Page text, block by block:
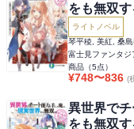
をも無双
ライトノベル
琴平稜, 美紅, 桑
富士見ファンタジ
商品（5点）
¥748〜836 (
異世界で
をも無双